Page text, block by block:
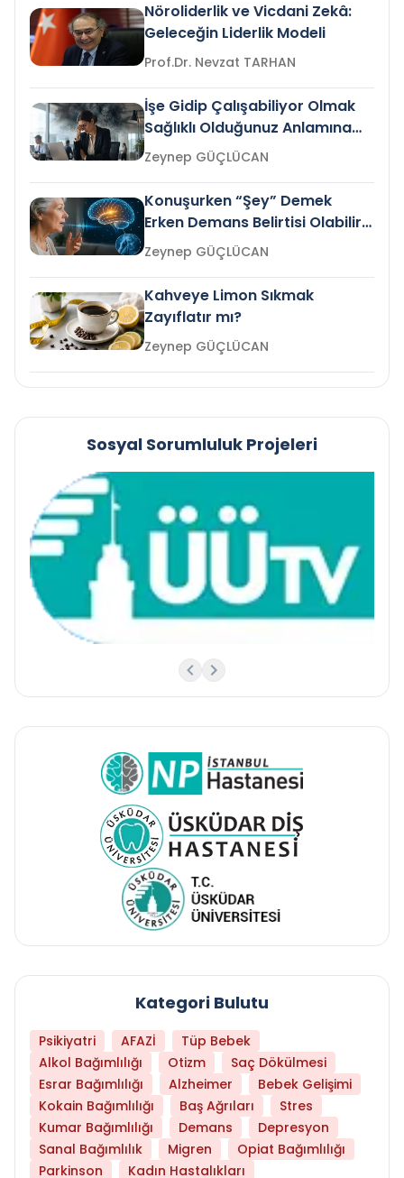
Nöroliderlik ve Vicdani Zekâ:
Geleceğin Liderlik Modeli
Prof.Dr. Nevzat TARHAN
İşe Gidip Çalışabiliyor Olmak
Sağlıklı Olduğunuz Anlamına
Gelir mi?Zeynep GÜÇLÜCAN
Konuşurken “Şey” Demek
Erken Demans Belirtisi Olabilir
mi?
Zeynep GÜÇLÜCAN
Kahveye Limon Sıkmak
Zayıflatır mı?
Zeynep GÜÇLÜCAN
Sosyal Sorumluluk Projeleri
Kategori Bulutu
Psikiyatri AFAZİ
Tüp Bebek
Alkol Bağımlılığı
Otizm
Saç Dökülmesi
Esrar Bağımlılığı
Alzheimer
Bebek Gelişimi
Kokain Bağımlılığı
Baş Ağrıları
Stres
Kumar Bağımlılığı
Demans
Depresyon
Sanal Bağımlılık
Migren
Opiat Bağımlılığı
Parkinson
Kadın Hastalıkları